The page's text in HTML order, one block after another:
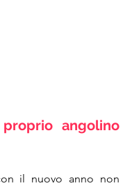
angolino
il nuovo anno non